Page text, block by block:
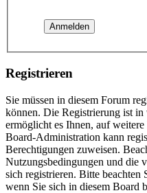
Registrieren
Sie müssen in diesem Forum
können. Die Registrierung ist
ermöglicht es Ihnen, auf
Board-Administration kann
Berechtigungen zuweisen.
Nutzungsbedingungen und die
sich registrieren. Bitte beachten
wenn Sie sich in diesem Board